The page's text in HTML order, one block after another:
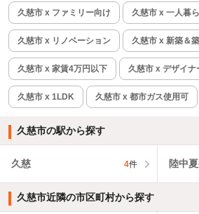
久慈市 x ファミリー向け 久慈市 x 一人暮
久慈市 x リノベーション 久慈市 x 新築＆
久慈市 x 家賃4万円以下 久慈市 x デザイナ
久慈市 x 1LDK 久慈市 x 都市ガス使用可
久慈市の駅から探す
久慈 4件 陸中
久慈市近隣の市区町村から探す